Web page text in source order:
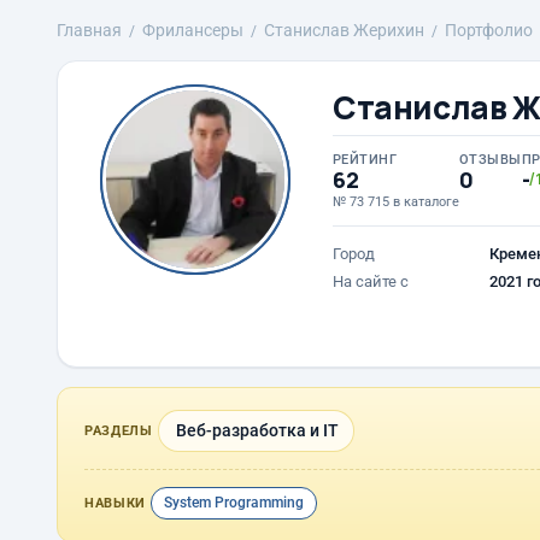
Главная Фрилансеры Станислав Жерихин Портфолио
Станислав
РЕЙТИНГ
62
№ 73 715 в каталоге
ОТЗЫВЫ
0 -/
Город
На сайте с
2021
РАЗДЕЛЫ Веб-разработка и IT
НАВЫКИ System Programming